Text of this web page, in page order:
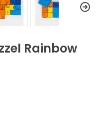
Rainbow